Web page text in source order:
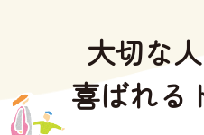
大切な
喜ばれる